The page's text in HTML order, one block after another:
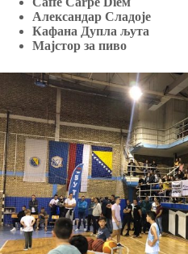
Александар Сладоје
Кафана Дупла љута
Мајстор за пиво